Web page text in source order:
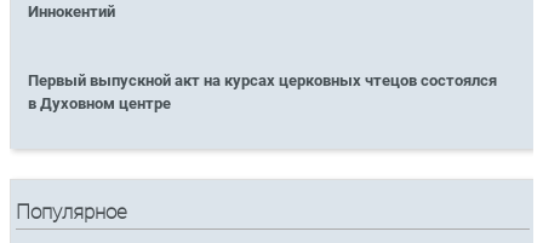
Иннокентий
Первый выпускной акт на курсах церковных чтецов состоялся
в Духовном центре
Популярное